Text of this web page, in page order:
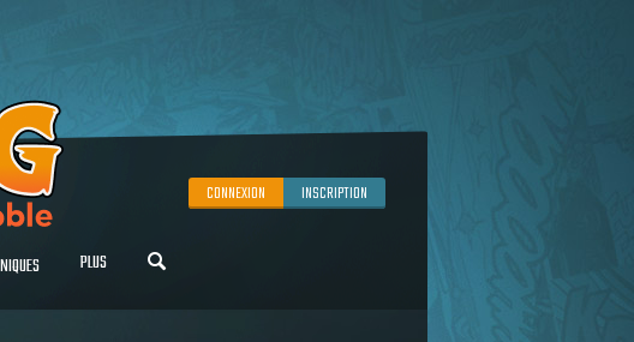
CONNEXION INSCRIPTION
PLUS